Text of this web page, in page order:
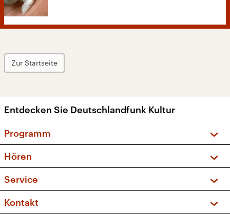
Zur Startseite
Entdecken Sie Deutschlandfunk Kultur
Programm
Sendungen und Podcasts
Musikliste
Kakadu – Das Kinderprogramm
Hören
Frequenzen (UKW + DAB+)
Service
FAQ
Kontakt